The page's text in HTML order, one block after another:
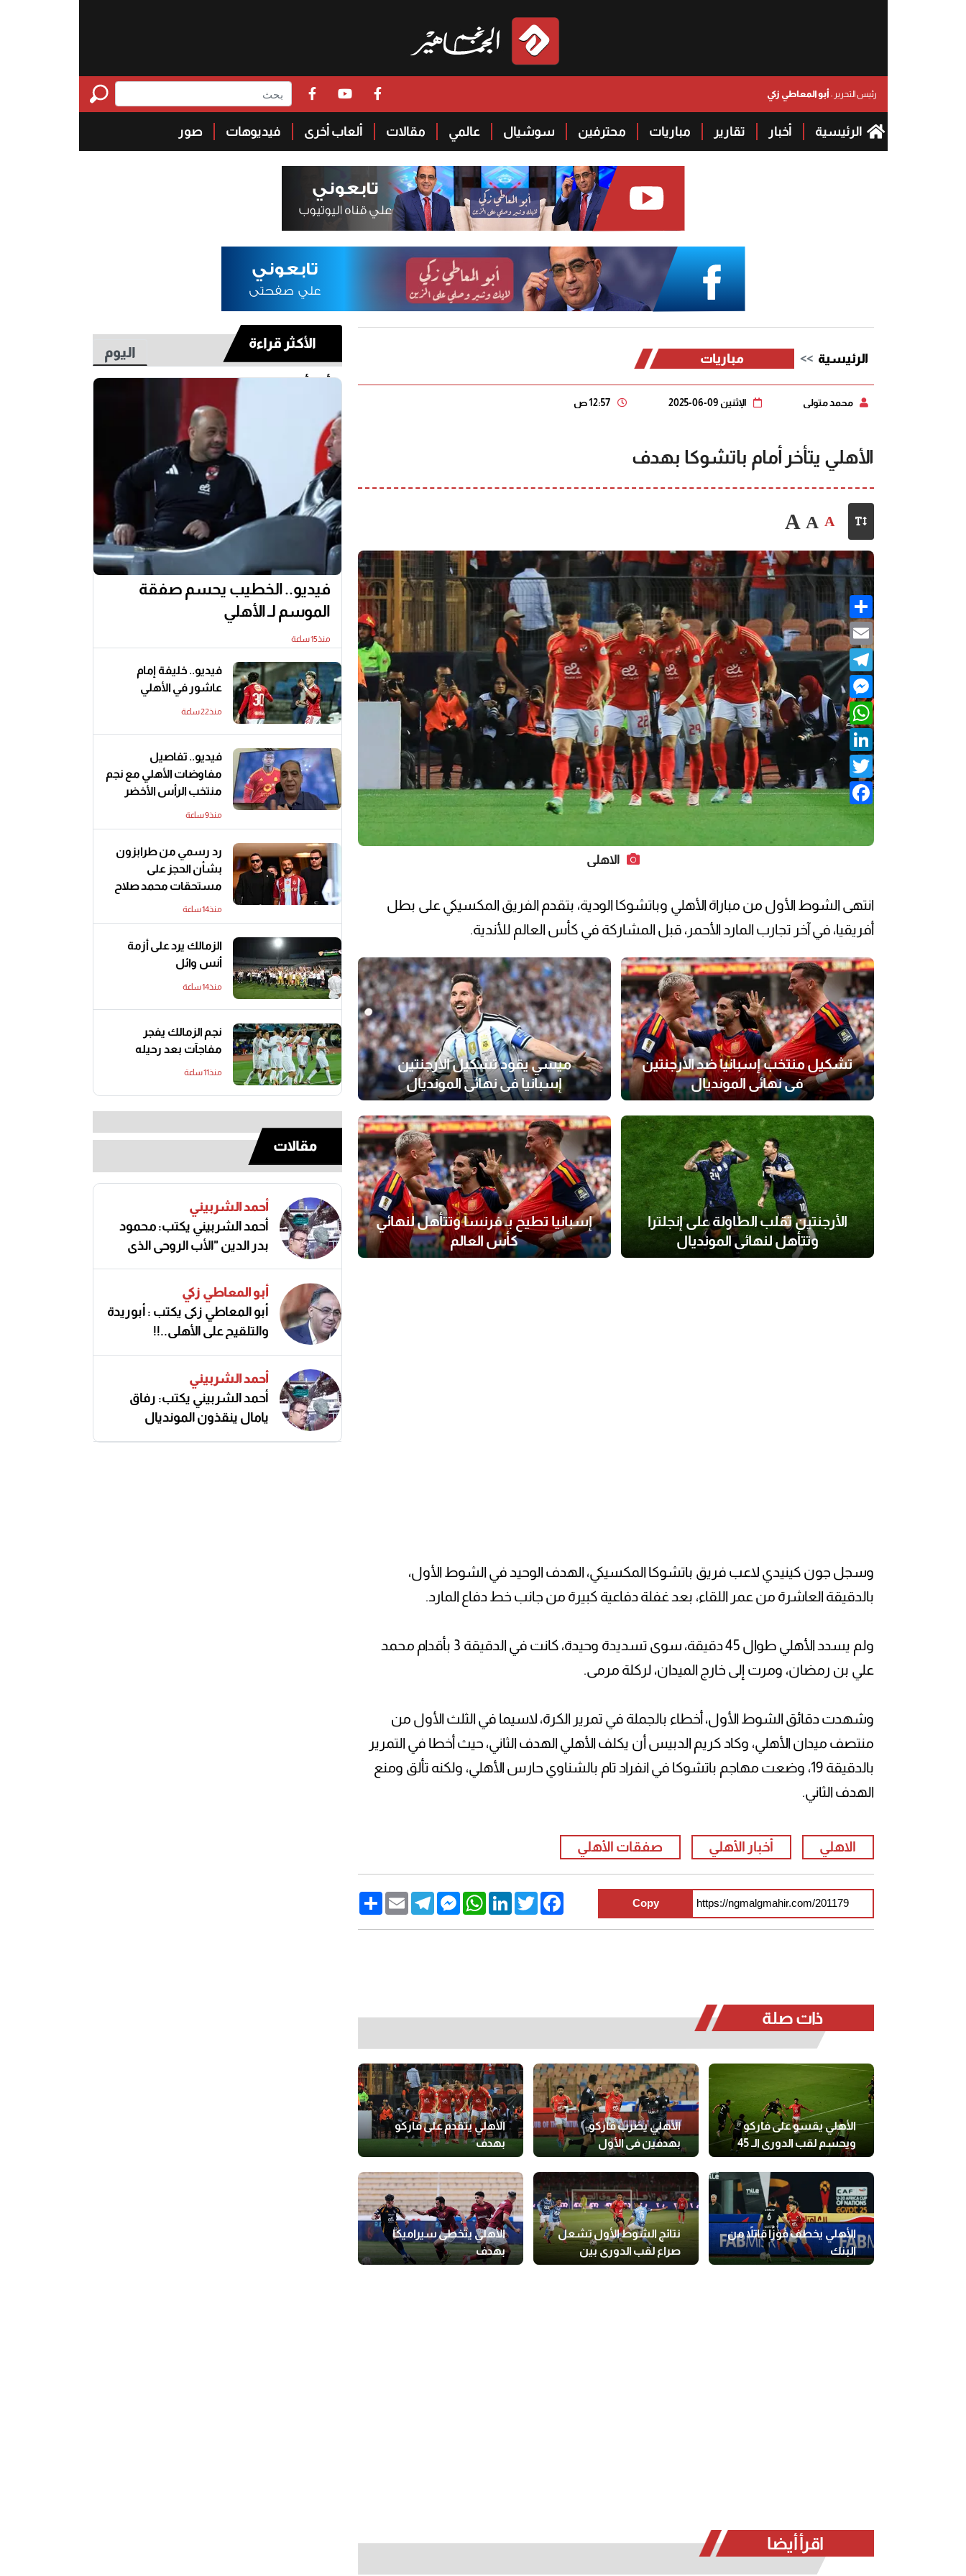
رئيس التحرير :أبو المعاطي زكي
الرئيسية أخبار تقارير مباريات محترفين سوشيال عالمي مقالات ألعاب أخرى فيديوهات صور
الرئيسية مباريات
محمد متولي الإثنين 09-06-2025 12:57 ص
الأهلي يتأخر أمام باتشوكا بهدف
A
A
A
Share
Email
Telegram
Messenger
WhatsApp
LinkedIn
Twitter
Facebook
الاهلي
انتهى الشوط الأول من مباراة الأهلي وباتشوكا الودية، بتقدم الفريق المكسيكي على بطل
أفريقيا، في آخر تجارب المارد الأحمر، قبل المشاركة في كأس العالم للأندية.
تشكيل منتخب إسبانيا ضد الأرجنتين
في نهائي المونديال
ميسي يقود تشكيل الأرجنتين
إسبانيا في نهائي المونديال
الأرجنتين تقلب الطاولة على إنجلترا
وتتأهل لنهائي المونديال
إسبانيا تطيح بـ فرنسا وتتأهل لنهائي
كأس العالم
وسجل جون كينيدي لاعب فريق باتشوكا المكسيكي، الهدف الوحيد في الشوط الأول،
بالدقيقة العاشرة من عمر اللقاء، بعد غفلة دفاعية كبيرة من جانب خط دفاع المارد.
ولم يسدد الأهلي طوال 45 دقيقة، سوى تسديدة وحيدة، كانت في الدقيقة 3 بأقدام محمد
علي بن رمضان، ومرت إلى خارج الميدان، لركلة مرمى.
وشهدت دقائق الشوط الأول، أخطاء بالجملة في تمرير الكرة، لاسيما في الثلث الأول من
منتصف ميدان الأهلي، وكاد كريم الدبيس أن يكلف الأهلي الهدف الثاني، حيث أخطا في التمرير
بالدقيقة 19، وضعت مهاجم باتشوكا في انفراد تام بالشناوي حارس الأهلي، ولكنه تألق ومنع
الهدف الثاني.
الاهلي أخبار الأهلي صفقات الأهلي
Copy
ShareEmail
Telegram
MessengerWhatsAppLinkedInTwitter
Facebook
ذات صلة
الأهلي يقسو على فاركو
ويحسم لقب الدوري الـ 45
الأهلي يضرب فاركو
بهدفين في الأول
الأهلي يتقدم على فاركو
بهدف
الأهلي يخطف فوزًا قاتلاً من
البنك
نتائج الشوط الأول تشعل
صراع لقب الدوري بين
الأهلي وبيراميدز
الأهلي يتخطى سيراميكا
بهدف
اقرأ أيضا
الأكثر قراءة
اليوم
فيديو.. الخطيب يحسم صفقة
الموسم لـ الأهلي
منذ15 ساعة
فيديو.. خليفة إمام
عاشور في الأهلي
منذ22 ساعة
فيديو.. تفاصيل
مفاوضات الأهلي مع نجم
منتخب الرأس الأخضر
منذ9 ساعة
رد رسمي من طرابزون
بشأن الحجز على
مستحقات محمد صلاح
منذ14 ساعة
الزمالك يرد على أزمة
أنس وائل
منذ14 ساعة
نجم الزمالك يفجر
مفاجآت بعد رحيله
منذ11 ساعة
مقالات
أحمد الشربيني
أحمد الشربيني يكتب: محمود
بدر الدين "الأب الروحي الذي
أبو المعاطي زكي
أبو المعاطي زكى يكتب : أبوريدة
والتلقيح على الأهلى..!!
أحمد الشربيني
أحمد الشربيني يكتب: رفاق
يامال ينقذون المونديال